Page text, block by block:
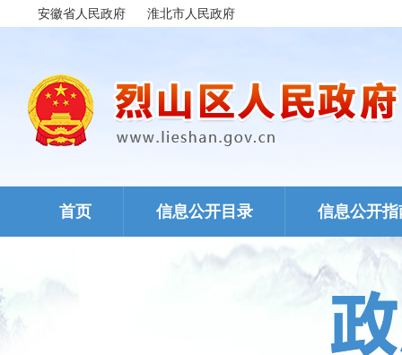
安徽省人民政府 淮北市人民政府
首页 信息公开目录 信息公开指